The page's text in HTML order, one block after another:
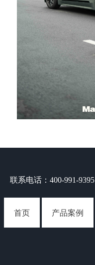
联系电话：400-991-9395
首页 产品案例